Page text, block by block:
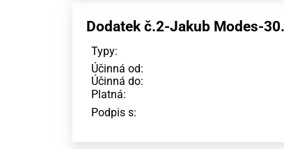
Dodatek č.2-Jakub Modes-
Typy:
Účinná od:
Účinná do:
Platná:
Podpis s: